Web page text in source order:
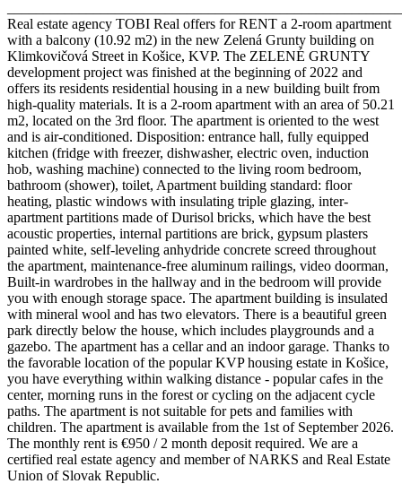
Real estate agency TOBI Real offers for RENT a 2-room apartment
with a balcony (10.92 m2) in the new Zelená Grunty building on
Klimkovičová Street in Košice, KVP. The ZELENÉ GRUNTY
development project was finished at the beginning of 2022 and
offers its residents residential housing in a new building built from
high-quality materials. It is a 2-room apartment with an area of 50.21
m2, located on the 3rd floor. The apartment is oriented to the west
and is air-conditioned. Disposition: entrance hall, fully equipped
kitchen (fridge with freezer, dishwasher, electric oven, induction
hob, washing machine) connected to the living room bedroom,
bathroom (shower), toilet, Apartment building standard: floor
heating, plastic windows with insulating triple glazing, inter-
apartment partitions made of Durisol bricks, which have the best
acoustic properties, internal partitions are brick, gypsum plasters
painted white, self-leveling anhydride concrete screed throughout
the apartment, maintenance-free aluminum railings, video doorman,
Built-in wardrobes in the hallway and in the bedroom will provide
you with enough storage space. The apartment building is insulated
with mineral wool and has two elevators. There is a beautiful green
park directly below the house, which includes playgrounds and a
gazebo. The apartment has a cellar and an indoor garage. Thanks to
the favorable location of the popular KVP housing estate in Košice,
you have everything within walking distance - popular cafes in the
center, morning runs in the forest or cycling on the adjacent cycle
paths. The apartment is not suitable for pets and families with
children. The apartment is available from the 1st of September 2026.
The monthly rent is €950 / 2 month deposit required. We are a
certified real estate agency and member of NARKS and Real Estate
Union of Slovak Republic.